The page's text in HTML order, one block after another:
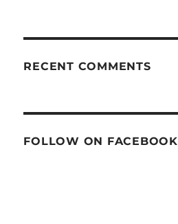
RECENT COMMENTS
FOLLOW ON FACEBOOK